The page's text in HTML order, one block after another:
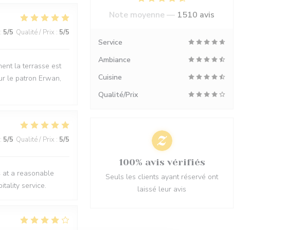
: 5/5 Qualité / Prix : 5/5
la terrasse est
le patron Erwan,
: 5/5 Qualité / Prix : 5/5
at a reasonable
service.
Note moyenne — 1510 avis
Service
Ambiance
Cuisine
Qualité/Prix
100% avis vérifiés
Seuls les clients ayant réservé ont
laissé leur avis